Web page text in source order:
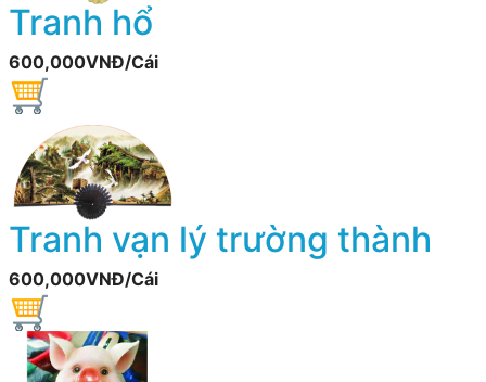
Tranh hổ
600,000VNĐ/Cái
Tranh vạn lý trường thành
600,000VNĐ/Cái